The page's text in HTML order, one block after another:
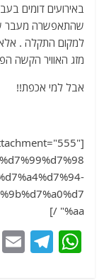
באירועים דומים
שהתאפשרה מעבר
למקום התקלה . אלא
מזג האוויר הקשה
אבל למי אכפת!!
%aa" /]
W
T